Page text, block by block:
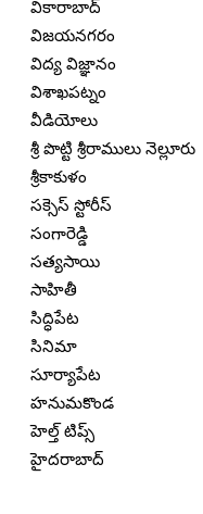
వికారాబాద్
విజయనగరం
విద్య విజ్ఞానం
విశాఖపట్నం
వీడియోలు
శ్రీ పొట్టి శ్రీరాములు నెల్లూరు
శ్రీకాకుళం
సక్సెస్ స్టోరీస్
సంగారెడ్డి
సత్యసాయి
సాహితీ
సిద్ధిపేట
సినిమా
సూర్యాపేట
హనుమకొండ
హెల్త్ టిప్స్
హైదరాబాద్